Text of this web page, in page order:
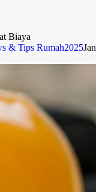
Biaya
& Tips Rumah2025